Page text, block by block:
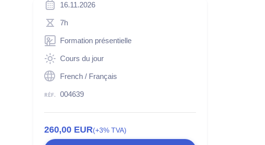
16.11.2026
7h
Formation présentielle
Cours du jour
French / Français
004639
260,00 EUR(+3% TVA)